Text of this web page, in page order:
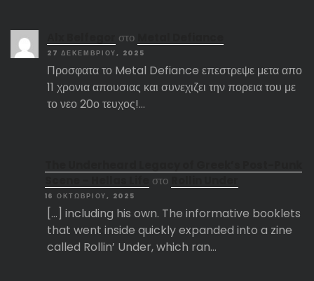
στο
27 ΔΕΚΕΜΒΡΊΟΥ, 2025
Προσφατα το Metal Defiance επεστρεψε μετα απο
11 χρονια απουσιας και συνεχιζει την πορεια του με
το νεο 20ο τευχος!…
στο
16 ΟΚΤΩΒΡΊΟΥ, 2025
[…] including his own. The informative booklets
that went inside quickly expanded into a zine
called Rollin’ Under, which ran…